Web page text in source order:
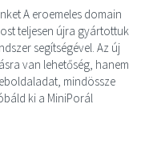
A eroemeles domain
teljesen újra gyártottuk
segítségével. Az új
van lehetőség, hanem
mindössze
ki a MiniPorál